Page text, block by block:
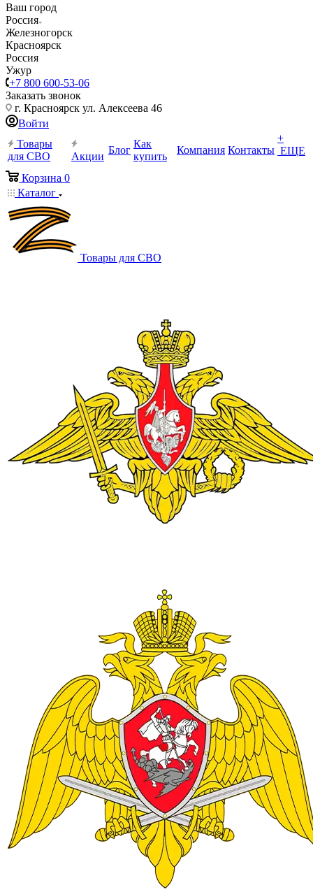
Ваш город
Россия
Железногорск
Красноярск
Россия
Ужур
+7 800 600-53-06
Заказать звонок
г. Красноярск ул. Алексеева 46
Войти
Товары
для СВО
Акции
Блог
Как
купить
Компания Контакты
+
ЕЩЕ
Корзина 0
Каталог
Товары для СВО